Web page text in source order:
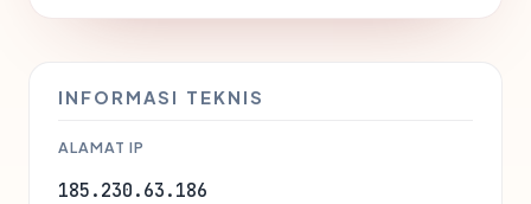
INFORMASI TEKNIS
ALAMAT IP
185.230.63.186